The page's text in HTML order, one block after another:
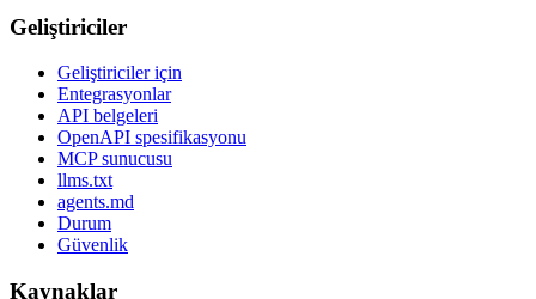
Geliştiriciler
Geliştiriciler için
Entegrasyonlar
API belgeleri
OpenAPI spesifikasyonu
MCP sunucusu
llms.txt
agents.md
Durum
Güvenlik
Kaynaklar